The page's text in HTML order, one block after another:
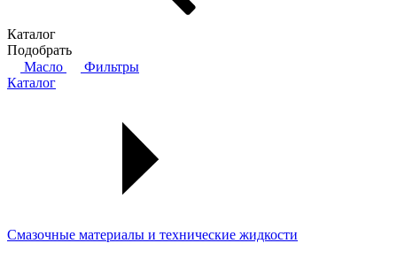
Каталог
Подобрать
Масло
Фильтры
Каталог
Смазочные материалы и технические жидкости